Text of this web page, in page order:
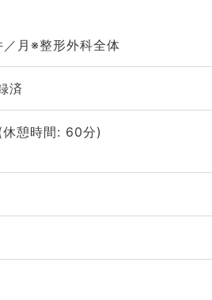
月※整形外科全体
済
憩時間: 60分)